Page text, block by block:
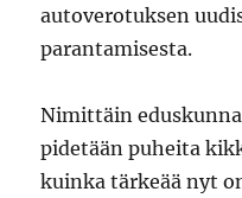
autoverotuksen
parantamisesta.
Nimittäin
pidetään puheita
kuinka tärkeää nyt